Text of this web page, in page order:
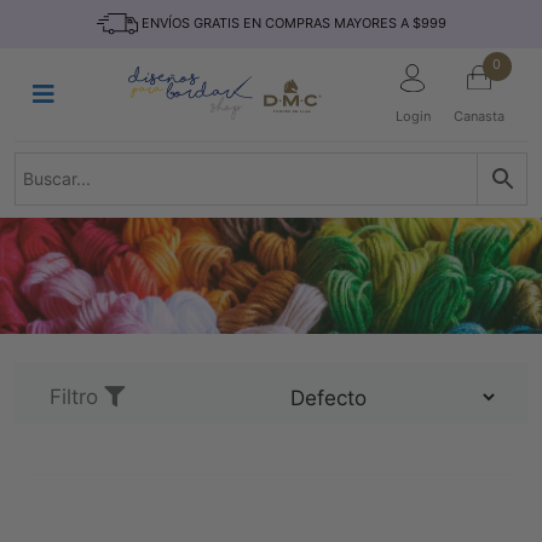
ENVÍOS GRATIS EN COMPRAS MAYORES A $999
Login
0
Canasta
TEJIDO
REVISTAS
TELAS
TEMÁTICO
NOVEDADES
Filtro